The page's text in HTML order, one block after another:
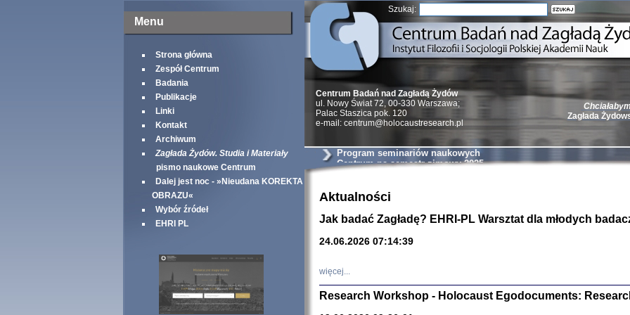
Menu
Strona główna
Zespół Centrum
Badania
Publikacje
Linki
Kontakt
Archiwum
Zagłada Żydów. Studia i Materiały
pismo naukowe Centrum
Dalej jest noc - »Nieudana KOREKTA
OBRAZU«
Wybór źródeł
EHRI PL
Szukaj:
Zagłada
Żydzi w
Natalia Aleksiun,
Deborah Dash
Turski, Laurence
Centrum Badań nad Zagładą Żydów
ul. Nowy Świat 72, 00-330 Warszawa;
Palac Staszica pok. 120
e-mail: centrum@holocaustresearch.pl
Program seminariów naukowych
Centrum na semestr zimowy 2025
Aktualności
Jak badać Zagładę? EHRI-PL Warsztat dla młodych
24.06.2026 07:14:39
więcej...
Research Workshop - Holocaust Egodocuments: